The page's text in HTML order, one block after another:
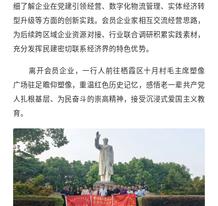
细了解企业在党建引领经营、数字化物流管理、实体经济转
型升级等方面的创新实践。会员企业家相互交流经营思路，
为后续跨区域企业资源对接、行业联合调研积累实践素材，
充分发挥民建密切联系经济界的特色优势。
离开会员企业，一行人前往栖霞区十月村毛主席塑像
广场驻足瞻仰塑像，重温红色历史记忆，感悟老一辈共产党
人扎根基层、为民奋斗的崇高精神，接受沉浸式爱国主义教
育。